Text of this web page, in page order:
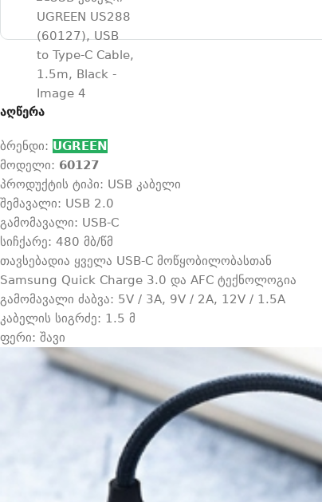
აღწერა
ბრენდი: UGREEN
მოდელი: 60127
პროდუქტის ტიპი: USB კაბელი
შემავალი: USB 2.0
გამომავალი: USB-C
სიჩქარე: 480 მბ/წმ
თავსებადია ყველა USB-C მოწყობილობასთან
Samsung Quick Charge 3.0 და AFC ტექნოლოგია
გამომავალი ძაბვა: 5V / 3A, 9V / 2A, 12V / 1.5A
კაბელის სიგრძე: 1.5 მ
ფერი: შავი